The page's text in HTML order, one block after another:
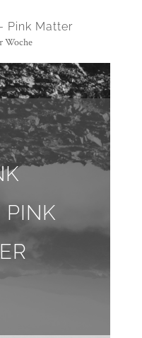
Pink Matter
Woche
PINK